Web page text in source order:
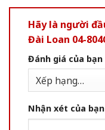
Hãy là người
Đài Loan 04-
Đánh giá của bạn
Nhận xét của bạn